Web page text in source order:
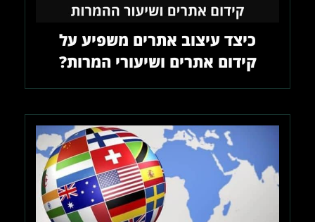
כיצד עיצוב אתרים משפיע על
קידום אתרים ושיעורי המרות?